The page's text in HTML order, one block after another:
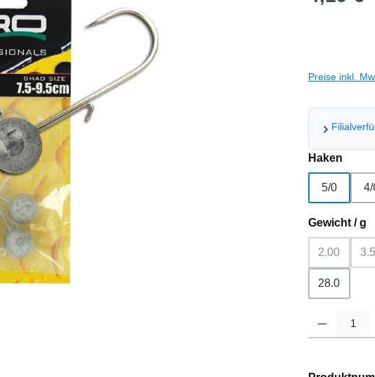
Preise inkl.
Haken
5/0 4/
Gewicht / g
2.00
28.0
Produkt